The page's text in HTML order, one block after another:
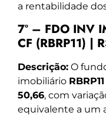
a rentabilidade
7º – FDO INV
CF (RBRP11) |
Descrição: O
imobiliário RBRP11
50,66, com
equivalente a um